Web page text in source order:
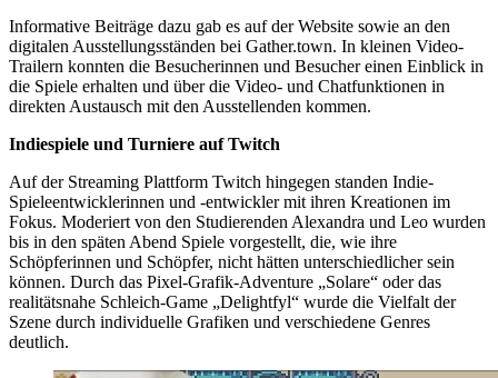
Informative Beiträge dazu gab es auf der Website sowie an den
digitalen Ausstellungsständen bei Gather.town. In kleinen Video-
Trailern konnten die Besucherinnen und Besucher einen Einblick in
die Spiele erhalten und über die Video- und Chatfunktionen in
direkten Austausch mit den Ausstellenden kommen.
Indiespiele und Turniere auf Twitch
Auf der Streaming Plattform Twitch hingegen standen Indie-
Spieleentwicklerinnen und -entwickler mit ihren Kreationen im
Fokus. Moderiert von den Studierenden Alexandra und Leo wurden
bis in den späten Abend Spiele vorgestellt, die, wie ihre
Schöpferinnen und Schöpfer, nicht hätten unterschiedlicher sein
können. Durch das Pixel-Grafik-Adventure „Solare“ oder das
realitätsnahe Schleich-Game „Delightfyl“ wurde die Vielfalt der
Szene durch individuelle Grafiken und verschiedene Genres
deutlich.